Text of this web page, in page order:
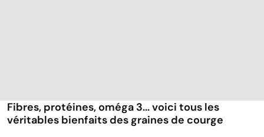
Fibres, protéines, oméga 3... voici tous les
véritables bienfaits des graines de courge